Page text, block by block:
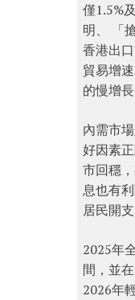
僅1.5%
明、 「
香港出
貿易增
的慢增長
內需市
好因素
市回穩
息也有
居民開
2025年
間，並
2026年